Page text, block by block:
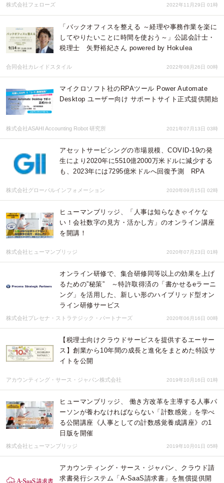
株式会社フェローズ 2022年11月29日 01時
「バックオフィスを整える ～経理や事務作業を楽に
してやりたいことに時間を使おう～」公認会計士・
税理士 矢野裕紀さん powered by Hokulea
合同会社カレイドスタイル 2022年08月26日 00時
マイクロソフト社のRPAツール Power Automate
Desktop ユーザー向け サポートサイト正式提供開始
株式会社ASAHI Accounting Robot 研究所 2021年07月13日 03時
アセットサービシングの市場規模、COVID-19の発
生により2020年に5510億2000万米ドルに減少する
も、2023年には7295億米ドルへ回復予測 RPA
株式会社グローバルインフォメーション 2020年09月15日 02時
ヒューマンブリッジ、「人事は知らなきゃイケな
い！会社数字の見方・活かし方」のオンライン講座
を開講！
株式会社ヒューマンブリッジ 2020年07月23日 01時
オンライン研修で、集合研修同等以上の効果を上げ
るための”秘策” ～特許取得済の「書かせるeラーニ
ング」を活用した、新しい形のハイブリッド型オン
ライン研修サービス
株式会社プレセナ・ストラテジック・パートナーズ 2020年06月16日 00時
【税理士向けクラウドサービスを提供するエーサー
ス】創業から10年間の成長と進化をまとめた特設サ
イトを公開
アカウンティング・サース・ジャパン株式会社 2019年10月16日 01時
ヒューマンブリッジ、 働き方改革を主導する人事パ
ーソンが養わなければならない「計数感覚」を学べ
る公開講座《人事としての計数感覚養成講座》の1
日版を開催
株式会社ヒューマンブリッジ 2019年10月01日 05時
アカウンティング・サース・ジャパン、クラウド請
求書発行システム「A-SaaS請求書」を無償提供開